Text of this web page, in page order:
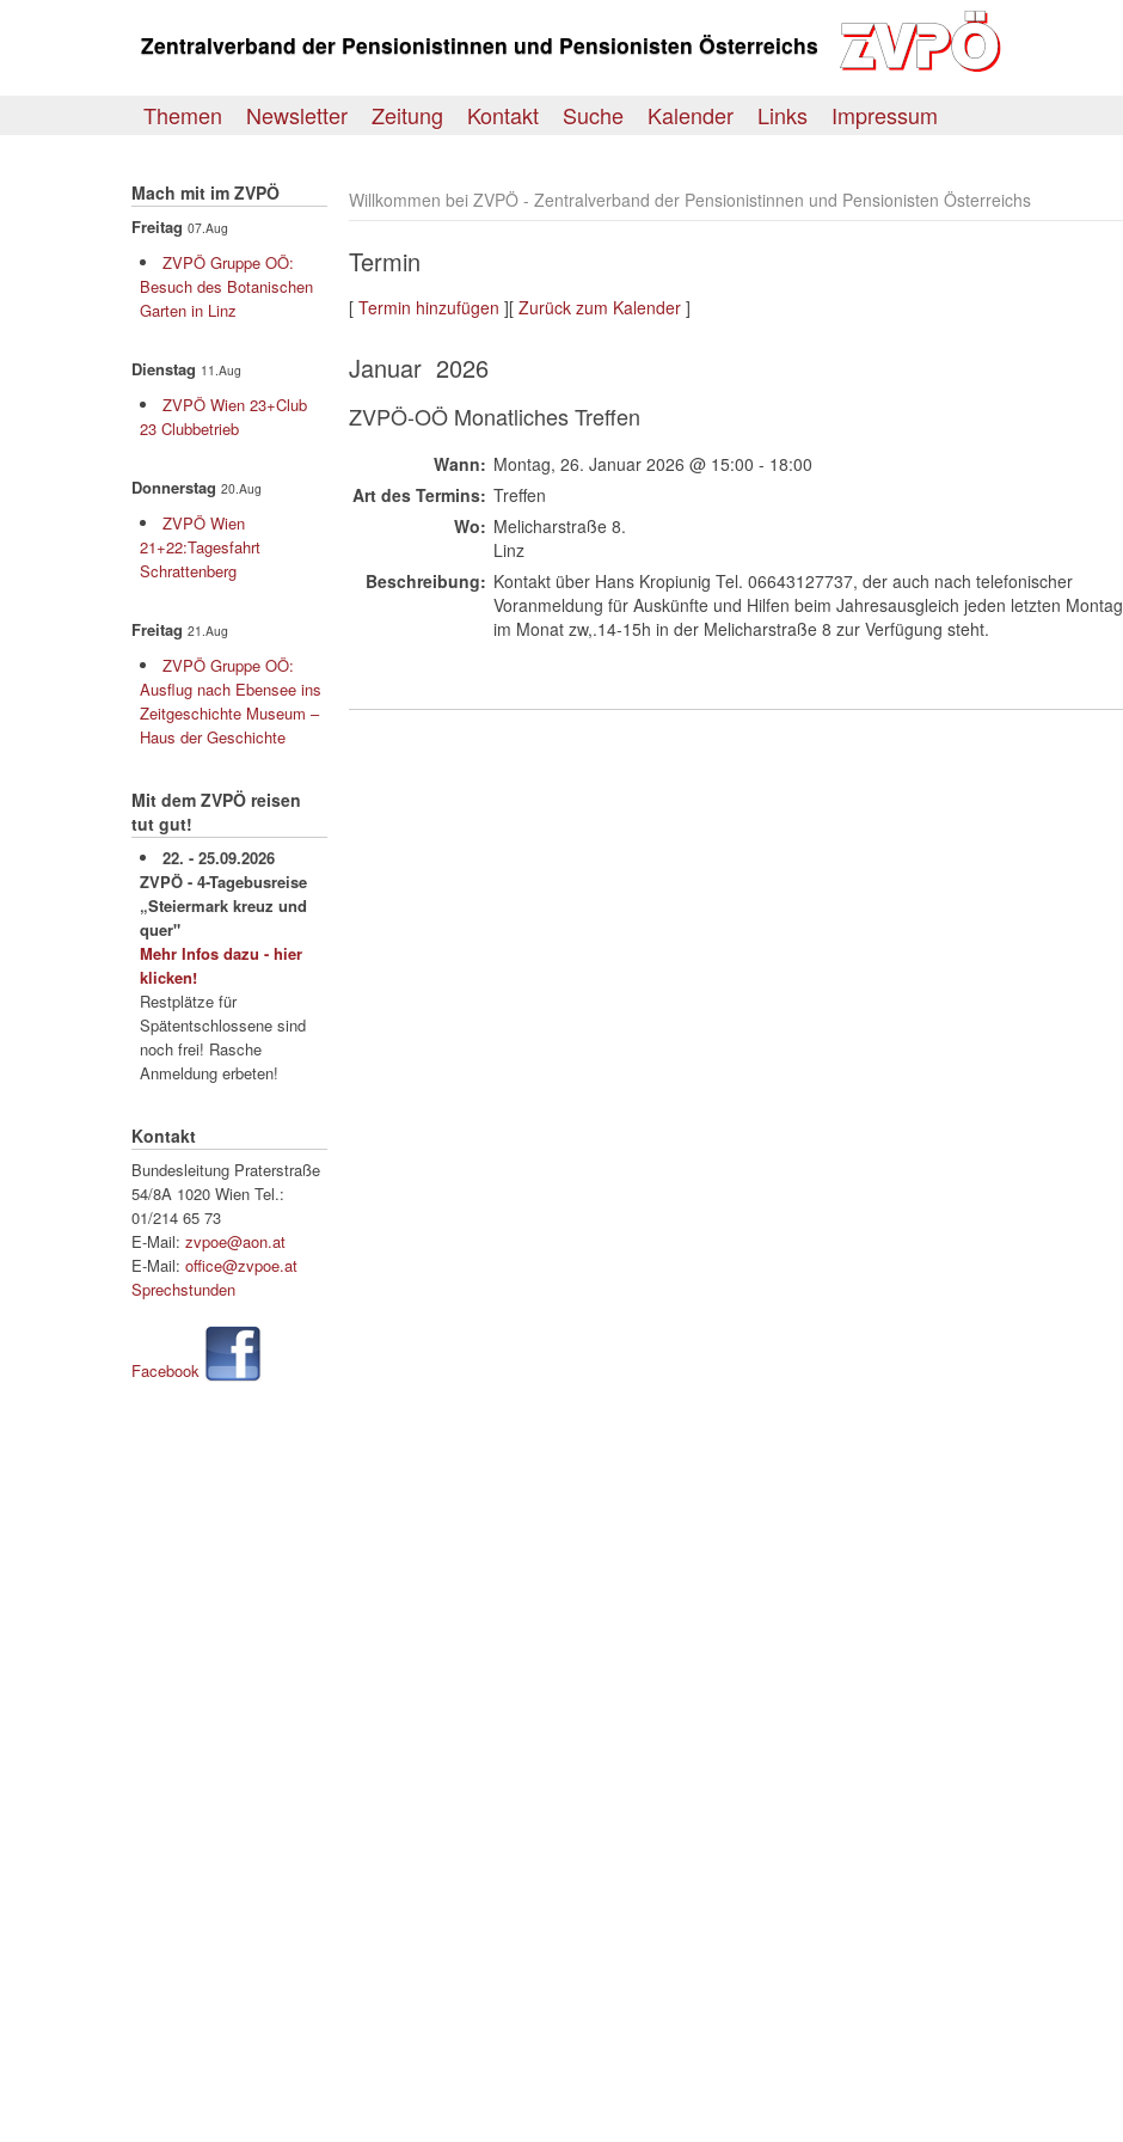
Zentralverband der Pensionistinnen und Pensionisten Österreichs
Themen Newsletter Zeitung Kontakt Suche Kalender Links Impressum
Willkommen bei ZVPÖ - Zentralverband der Pensionistinnen und Pensionisten Österreichs
Termin
[ Termin hinzufügen ][ Zurück zum Kalender ]
Januar 2026
ZVPÖ-OÖ Monatliches Treffen
Wann: Montag, 26. Januar 2026 @ 15:00 - 18:00
Art des Termins: Treffen
Wo: Melicharstraße 8.
Linz
Beschreibung: Kontakt über Hans Kropiunig Tel. 06643127737, der auch nach telefonischer
Voranmeldung für Auskünfte und Hilfen beim Jahresausgleich jeden letzten Montag
im Monat zw,.14-15h in der Melicharstraße 8 zur Verfügung steht.
Mach mit im ZVPÖ
Freitag 07.Aug
ZVPÖ Gruppe OÖ:
Besuch des Botanischen
Garten in Linz
Dienstag 11.Aug
ZVPÖ Wien 23+Club
23 Clubbetrieb
Donnerstag 20.Aug
ZVPÖ Wien
21+22:Tagesfahrt
Schrattenberg
Freitag 21.Aug
ZVPÖ Gruppe OÖ:
Ausflug nach Ebensee ins
Zeitgeschichte Museum –
Haus der Geschichte
Mit dem ZVPÖ reisen
tut gut!
22. - 25.09.2026
ZVPÖ - 4-Tagebusreise
„Steiermark kreuz und
quer"
Mehr Infos dazu - hier
klicken!
Restplätze für
Spätentschlossene sind
noch frei! Rasche
Anmeldung erbeten!
Kontakt
Bundesleitung Praterstraße
54/8A 1020 Wien Tel.:
01/214 65 73
E-Mail: zvpoe@aon.at
E-Mail: office@zvpoe.at
Sprechstunden
Facebook